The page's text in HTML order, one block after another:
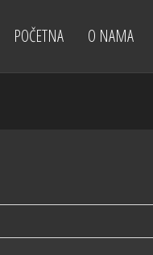
POČETNA O NAMA